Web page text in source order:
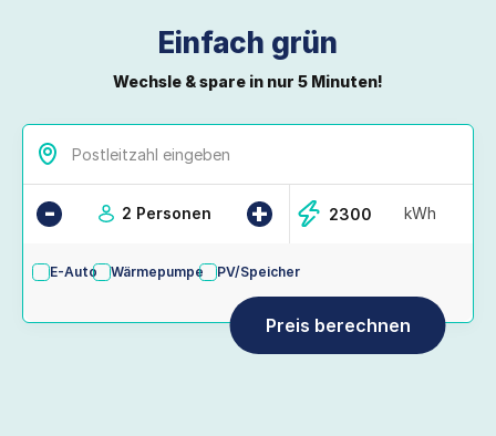
Einfach grün
Wechsle & spare in nur 5 Minuten!
- 2 Personen + kWh
E-Auto Wärmepumpe PV/Speicher